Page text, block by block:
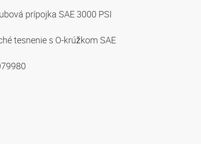
prípojka SAE 3000 PSI
tesnenie s O-krúžkom SAE